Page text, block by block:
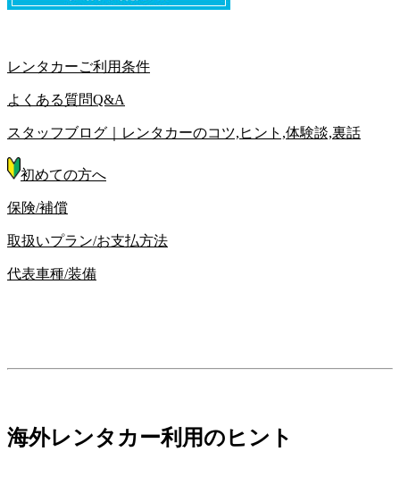
レンタカーご利用条件
よくある質問Q&A
スタッフブログ｜レンタカーのコツ,ヒント,体験談,裏話
初めての方へ
保険/補償
取扱いプラン/お支払方法
代表車種/装備
海外レンタカー利用のヒント